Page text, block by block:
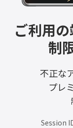
ご利用
制
不正な
プレ
Session